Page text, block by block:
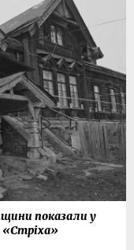
показали у
«Стріха»